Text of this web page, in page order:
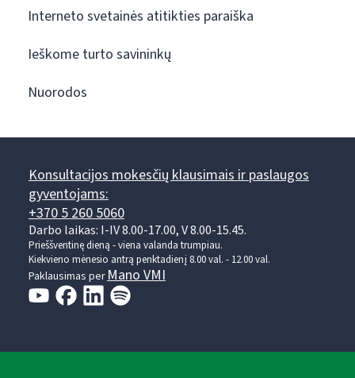
Interneto svetainės atitikties paraiška
Ieškome turto savininkų
Nuorodos
Konsultacijos mokesčių klausimais ir paslaugos
gyventojams:
+370 5 260 5060
Darbo laikas: I-IV 8.00-17.00, V 8.00-15.45.
Prieššventinę dieną - viena valanda trumpiau.
Kiekvieno mėnesio antrą penktadienį 8.00 val. - 12.00 val.
Paklausimas perMano VMI